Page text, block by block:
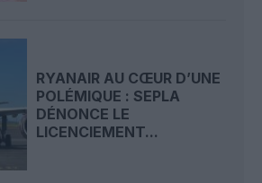
RYANAIR AU CŒUR D’UNE
POLÉMIQUE : SEPLA
DÉNONCE LE
LICENCIEMENT...